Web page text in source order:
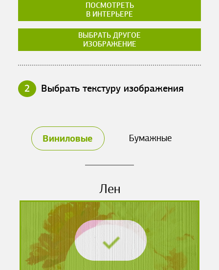
ПОСМОТРЕТЬ
В ИНТЕРЬЕРЕ
ВЫБРАТЬ ДРУГОЕ
ИЗОБРАЖЕНИЕ
2 Выбрать текстуру изображения
Виниловые Бумажные
Лен